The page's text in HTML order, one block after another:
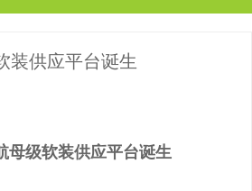
装供应平台诞生
母级软装供应平台诞生